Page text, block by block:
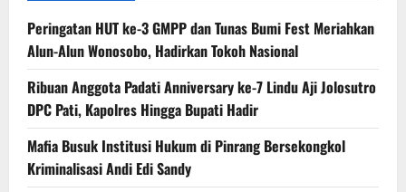
Peringatan HUT ke-3 GMPP dan Tunas Bumi Fest Meriahkan
Alun-Alun Wonosobo, Hadirkan Tokoh Nasional
Ribuan Anggota Padati Anniversary ke-7 Lindu Aji Jolosutro
DPC Pati, Kapolres Hingga Bupati Hadir
Mafia Busuk Institusi Hukum di Pinrang Bersekongkol
Kriminalisasi Andi Edi Sandy